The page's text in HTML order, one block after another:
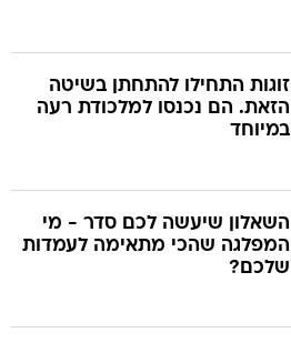
זוגות התחילו להתחתן בשיטה
הזאת. הם נכנסו למלכודת רעה
במיוחד
השאלון שיעשה לכם סדר - מי
המפלגה שהכי מתאימה לעמדות
שלכם?